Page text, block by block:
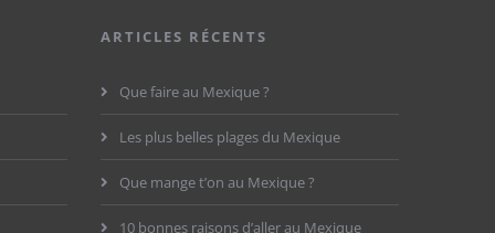
ARTICLES RÉCENTS
Que faire au Mexique ?
Les plus belles plages du Mexique
Que mange t’on au Mexique ?
10 bonnes raisons d’aller au Mexique